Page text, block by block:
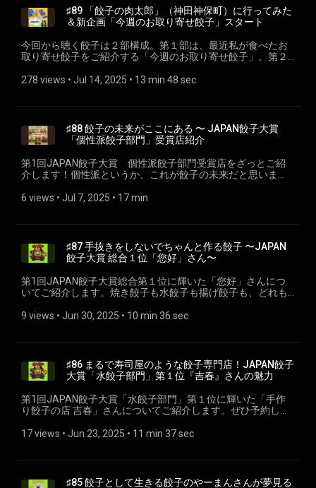
設ページ ⁠⁠gyoza.fm⁠ (https://gyoza.fm/) 餃子に関することも
関係ないことも、なんでもおたよりお待ちしております！あ
と嬉しいです！ ---- 小野寺力 SNS X https://x.com/ch1cala
Instagram https://www.instagram.com/ch1cala/ Threads
会 https://www.gyoza.or.jp/
餃子の店 おけ以 https://okei-gyoza.jp/ 🥟えびすの安兵衛
https://mfc-group.jp/yasube/shop.html 🥟ホワイト餃子
https://www.white-gyouza.co.jp/ 🥟１８番（おはこ）
https://otonano-shumatsu.com/articles/484007/7 🥟餃子の
ハルピン http://www.harpin.jp/ 🥟你好 https://nihao.co.jp/ 🎧
【日刊0718】美味い餃子の 話をしよう【聞き役： 小野寺カさ
ん】 - ポッドキャストができるまでシーズン２ Spotify
https://open.spotify.com/episode/1qQv4NN08CLVxUpe4IMb5g?
(https://open.spotify.com/show/0swiwciYIlSxr0SoVlB9BE)
https://podcasts.apple.com/jp/podcast/id1665847883?
i=1000717780212 LISTEN
⁠⁠gyoza.fm⁠ (https://gyoza.fm/) 餃子に関することも関係ないこ
とも、なんでもおたよりお待ちしております！あと、各プラ
す！ ---- 小野寺力 SNS X https://x.com/ch1cala Instagram
♯89 「餃子の肉太郎」（神田神保町）に行ってみた
＆新企画「今週のお取り寄せ餃子」スタート
今回から聴く餃子は２部構成。第１部は、最近私が食べたお
取り寄せ餃子をご紹介する「今週のお取り寄せ餃子」。第２
と、今回は試しにDaVinci Resolveを使ってみました。 🥟＜
フィール https://school.orangepage.net/creators/hiroki-
higashiyama/ Cooking Maniac https://cookingmaniac.net/ 食
べログMagazine 既に大行列！「変態料理人」が大好きな餃子
をきわめたらこうなった（東京・神保町）
https://magazine.tabelog.com/articles/455916
AjinomotoPark 調理科学が人生を変えた！超料理マニアな料
理人東山広樹さん流・料理上達のヒント
https://park.ajinomoto.co.jp/magazine/393899/ 🥟点心房 瑞
https://www.instagram.com/gyoza_do/ 🎧ポッドキャストが
https://open.spotify.com/show/0swiwciYIlSxr0SoVlB9BE
Apple Podcast
LISTEN https://listen.style/p/poddeki 🥟聴く餃子特設ページ
⁠⁠gyoza.fm⁠ (https://gyoza.fm/) 餃子に関することも関係ないこ
ットフォームでのフォロー＆高評価をいただけると嬉しいで
278 views • Jul 14, 2025 • 13 min 48 sec
♯88 餃子の未来がここにある 〜 JAPAN餃子大賞
「個性派餃子部門」受賞店紹介
第1回JAPAN餃子大賞 個性派餃子部門受賞店をざっとご紹
介します！個性派というか、これが餃子の未来だと思いま
https://otonano-shumatsu.com/articles/480416 🥟参考リン
京・鶯谷】』 https://vegewel.com/ja/style/vegangyoza • 餃
子SUNSU Instagram
https://www.instagram.com/gyoza_sunsu/ • みんなのごはん
『餃子芸人も完っ全に脱帽…！ 新代田「餃子 SUNSU」の餃子
に旨味とセンスがはち切れる寸前まで詰まってた』
https://r.gnavi.co.jp/g-interview/entry/yandp/5147 •
dressing「餃子大好き芸人も惚れ込んだ！ 予約困難な阿佐ヶ
谷『豚八戒』の餃子5種で、新たな餃子の扉を開く」
Wing Village https://wingvillage.holy.jp/ • モランボン『日本一
https://www.moranbong.co.jp/tuqro/tri/detail/
• 中国小麦粉料理専門店 恵泉 https://keisen.jimdosite.com/
(https://gyoza.fm/) 餃子に関することも関係ないことも、な
んでもおたよりお待ちしております！あと、各プラットフォ
小野寺力 SNS各種https://lit.link/chikara 一般社団法人焼き餃
6 views • Jul 7, 2025 • 17 min
♯87 手抜きをしないでちゃんと作る餃子 〜JAPAN
餃子大賞 総合１位「您好」さん〜
第1回JAPAN餃子大賞総合第１位に輝いた「您好」さんにつ
いてご紹介します。焼き餃子も水餃子も揚げ餃子も、どれも
の魅力に迫る 焼き・水・揚げの3種類を制覇したい！
shumatsu.com/articles/477610/2 👉参考ページ • danchu 餃
子の名店「您好（ニーハオ）」の餃子を習う
https://dancyu.jp/series/nihaogyoza/ • rice ［您好］餃子作り
の真髄を見た本物の餃子 https://www.rice.press/eat/27461
🥟聴く餃子特設ページ ⁠⁠gyoza.fm⁠ (https://gyoza.fm/) 餃子に
関することも関係ないことも、なんでもおたよりお待ちして
おります！あと、各プラットフォームでのフォロー＆高評価
をいただけると嬉しいです！ ---- 小野寺力 SNS各種
https://www.gyoza.or.jp/
9 views • Jun 30, 2025 • 10 min 36 sec
♯86 まるで寿司屋のような餃子専門店！JAPAN餃子
大賞「水餃子部門」第１位『吉春』さんの魅力
第1回JAPAN餃子大賞「水餃子部門」第１位に輝いた「手作
り餃子の店 吉春」さんについてご紹介します。ぜひ予約して
子の店 吉春 https://sites.google.com/true-
ページ • 調布・国領に手作りギョーザの店 本場中国仕込み
17 views • Jun 23, 2025 • 11 min 37 sec
♯85 餃子として生きる餃子のやーまんさんが夢見る